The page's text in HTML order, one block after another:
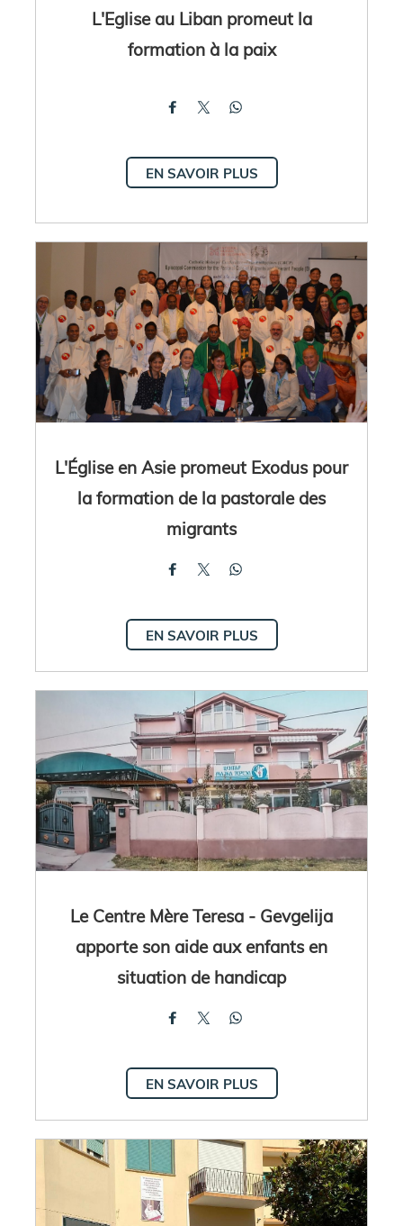
L'Eglise au Liban promeut la
formation à la paix
EN SAVOIR PLUS
L'Église en Asie promeut Exodus pour
la formation de la pastorale des
migrants
EN SAVOIR PLUS
Le Centre Mère Teresa - Gevgelija
apporte son aide aux enfants en
situation de handicap
EN SAVOIR PLUS